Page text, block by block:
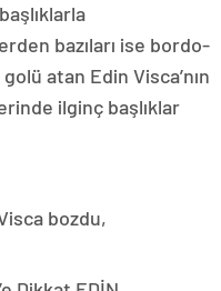
bazıları ise bordo-
atan Edin Visca’nın
ilginç başlıklar
bozdu,